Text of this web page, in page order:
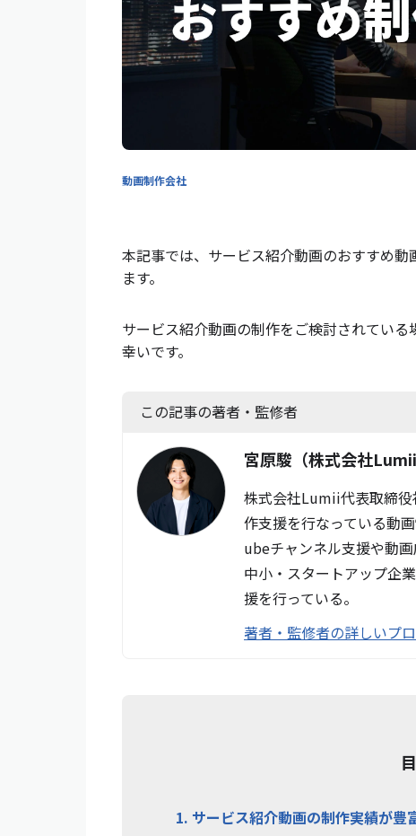
動画制作会社
本記事では、サービス紹介動画のおすすめ
ます。
サービス紹介動画の制作をご検討されてい
幸いです。
この記事の著者・監修者
宮原駿 （株式会社
株式会社Lumii代表取締
作支援を行なっている動
ubeチャンネル支援や動
中小・スタートアップ企
援を行っている。
著者・監修者の詳しいプ
1. サービス紹介動画の制作実績が豊